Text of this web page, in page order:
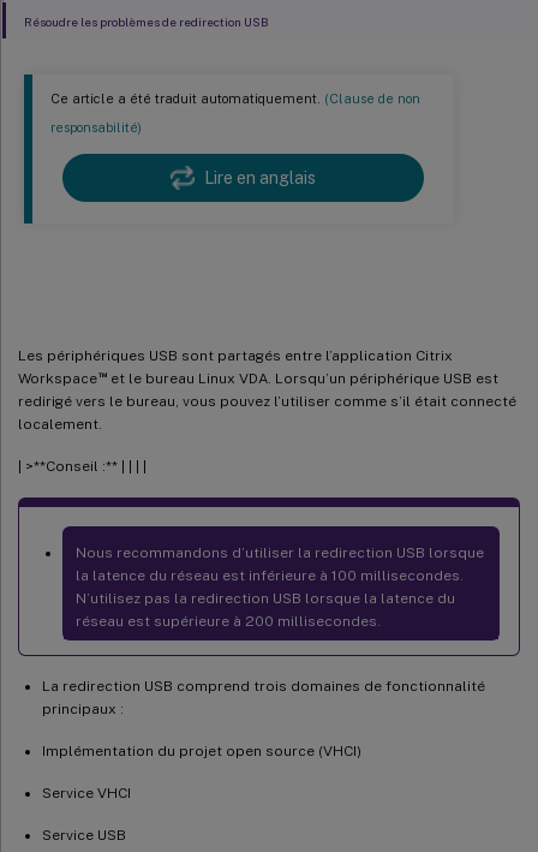
Ce article a été traduit automatiquement. (Clause de non
responsabilité)
Lire en anglais
Les périphériques USB sont partagés entre l’application Citrix
Workspace™et le bureau Linux VDA. Lorsqu’un périphérique USB est
redirigé vers le bureau, vous pouvez l’utiliser comme s’il était connecté
localement.
| >**Conseil :** | | | |
Nous recommandons d’utiliser la redirection USB lorsque
la latence du réseau est inférieure à 100 millisecondes.
N’utilisez pas la redirection USB lorsque la latence du
réseau est supérieure à 200 millisecondes.
La redirection USB comprend trois domaines de fonctionnalité
principaux :
Implémentation du projet open source (VHCI)
Service VHCI
Service USB
Résoudre les problèmes de redirection USB